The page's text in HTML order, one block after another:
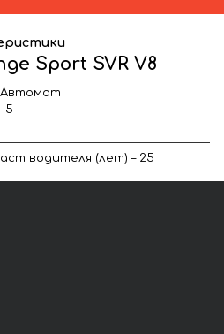
Sport SVR V8
Автомат
5
водителя (лет) – 25